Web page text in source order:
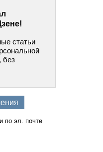
статьи
без
по эл. почте